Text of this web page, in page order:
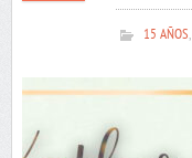
15 AÑOS,